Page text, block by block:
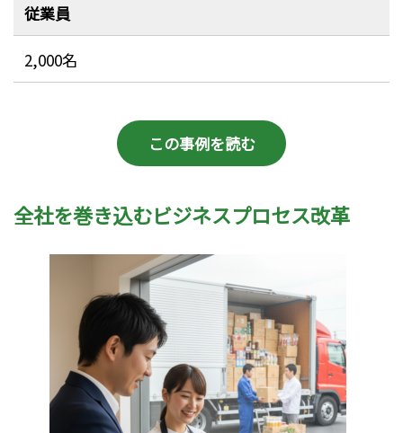
従業員
2,000名
この事例を読む
全社を巻き込むビジネスプロセス改革